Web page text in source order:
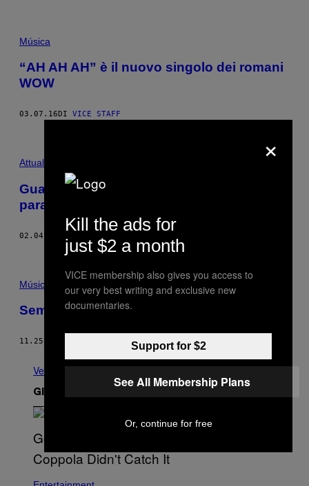
Música
“AH AH AH” è il nuovo singolo dei romani
WOW
03.07.16 DI VICE STAFF
Attualità
Guarda le acrobazie sincronizzate dei
paracadutisti nei cieli di Dubai
02.04.15
Música
Semantica dei testi dei Verdena
11.25.14 VIRGINIA W. RICCI
Vedi tutti
Gli Ultimi Articoli
×
Kill the ads for
just $2 a month
VICE membership also gives you access to
our very best writing and exclusive new
documentaries.
Support for $2
See All Membership Plans
Or, continue for free